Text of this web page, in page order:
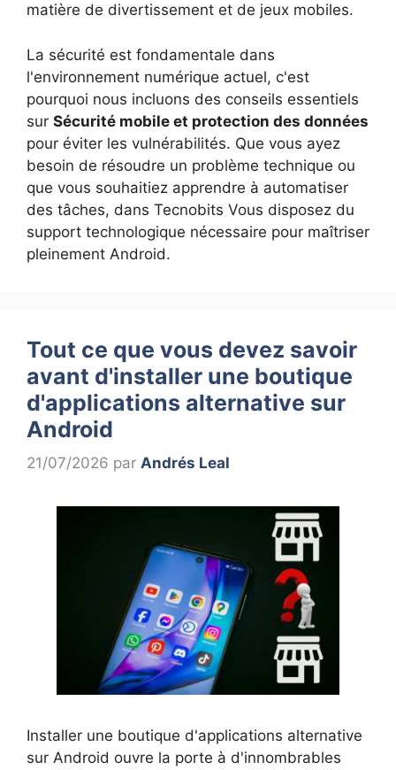
matière de divertissement et de jeux mobiles.
La sécurité est fondamentale dans
l'environnement numérique actuel, c'est
pourquoi nous incluons des conseils essentiels
sur Sécurité mobile et protection des données
pour éviter les vulnérabilités. Que vous ayez
besoin de résoudre un problème technique ou
que vous souhaitiez apprendre à automatiser
des tâches, dans Tecnobits Vous disposez du
support technologique nécessaire pour maîtriser
pleinement Android.
Tout ce que vous devez savoir
avant d'installer une boutique
d'applications alternative sur
Android
21/07/2026 par Andrés Leal
Installer une boutique d'applications alternative
sur Android ouvre la porte à d'innombrables